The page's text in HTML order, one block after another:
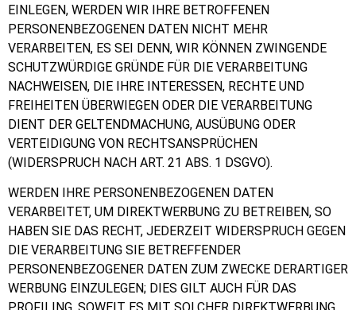
EINLEGEN, WERDEN WIR IHRE BETROFFENEN
PERSONENBEZOGENEN DATEN NICHT MEHR
VERARBEITEN, ES SEI DENN, WIR KÖNNEN ZWINGENDE
SCHUTZWÜRDIGE GRÜNDE FÜR DIE VERARBEITUNG
NACHWEISEN, DIE IHRE INTERESSEN, RECHTE UND
FREIHEITEN ÜBERWIEGEN ODER DIE VERARBEITUNG
DIENT DER GELTENDMACHUNG, AUSÜBUNG ODER
VERTEIDIGUNG VON RECHTSANSPRÜCHEN
(WIDERSPRUCH NACH ART. 21 ABS. 1 DSGVO).
WERDEN IHRE PERSONENBEZOGENEN DATEN
VERARBEITET, UM DIREKTWERBUNG ZU BETREIBEN, SO
HABEN SIE DAS RECHT, JEDERZEIT WIDERSPRUCH GEGEN
DIE VERARBEITUNG SIE BETREFFENDER
PERSONENBEZOGENER DATEN ZUM ZWECKE DERARTIGER
WERBUNG EINZULEGEN; DIES GILT AUCH FÜR DAS